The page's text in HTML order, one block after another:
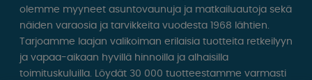
olemme myyneet asuntovaunuja ja matkailuautoja sekä
näiden varaosia ja tarvikkeita vuodesta 1968 lähtien.
Tarjoamme laajan valikoiman erilaisia ​​tuotteita retkeilyyn
ja vapaa-aikaan hyvillä hinnoilla ja alhaisilla
toimituskuluilla. Löydät 30 000 tuotteestamme varmasti